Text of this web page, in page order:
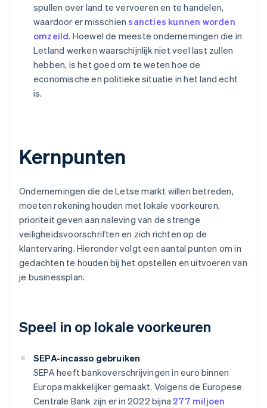
spullen over land te vervoeren en te handelen,
waardoor er misschiensancties kunnen worden
omzeild. Hoewel de meeste ondernemingen die in
Letland werken waarschijnlijk niet veel last zullen
hebben, is het goed om te weten hoe de
economische en politieke situatie in het land echt
is.
Kernpunten
Ondernemingen die de Letse markt willen betreden,
moeten rekening houden met lokale voorkeuren,
prioriteit geven aan naleving van de strenge
veiligheidsvoorschriften en zich richten op de
klantervaring. Hieronder volgt een aantal punten om in
gedachten te houden bij het opstellen en uitvoeren van
je businessplan.
Speel in op lokale voorkeuren
SEPA-incasso gebruiken
SEPA heeft bankoverschrijvingen in euro binnen
Europa makkelijker gemaakt. Volgens de Europese
Centrale Bank zijn er in 2022 bijna 277 miljoen